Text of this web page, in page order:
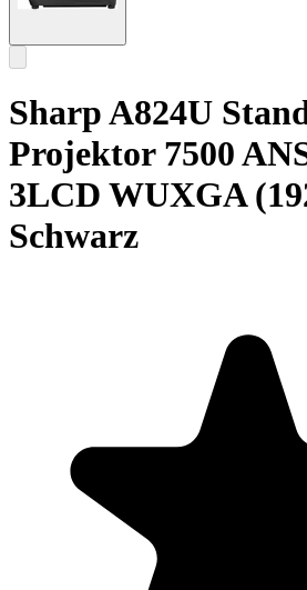
Sharp A824U
Projektor 7500
3LCD WUXGA
Schwarz